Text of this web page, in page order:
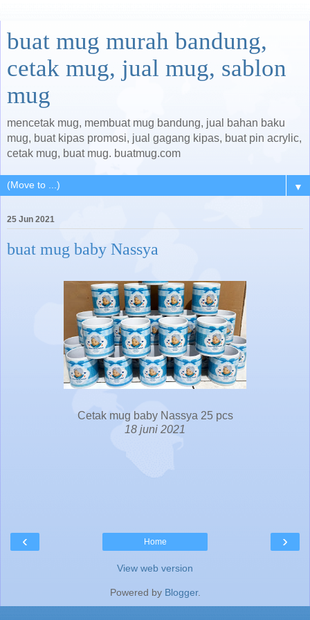
buat mug murah bandung,
cetak mug, jual mug, sablon
mug
mencetak mug, membuat mug bandung, jual bahan baku
mug, buat kipas promosi, jual gagang kipas, buat pin acrylic,
cetak mug, buat mug. buatmug.com
▼
25 Jun 2021
buat mug baby Nassya
Cetak mug baby Nassya 25 pcs
18 juni 2021
‹ ›
Home
View web version
Powered by Blogger.